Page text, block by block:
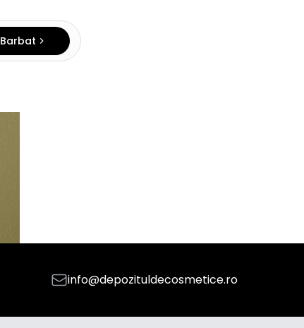
Barbat
info@depozituldecosmetice.ro